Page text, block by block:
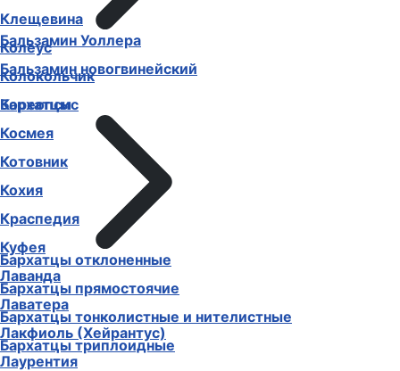
Бальзамин Уоллера
Бальзамин новогвинейский
Бархатцы
Бархатцы отклоненные
Бархатцы прямостоячие
Бархатцы тонколистные и нителистные
Бархатцы триплоидные
Клещевина
Колеус
Колокольчик
Кореопсис
Космея
Котовник
Кохия
Краспедия
Куфея
Лаванда
Лаватера
Лакфиоль (Хейрантус)
Лаурентия